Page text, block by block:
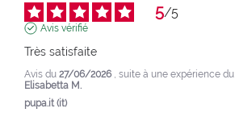
5/5
Avis vérifié
Très satisfaite
Avis du 27/06/2026 , suite à une expérience du
Elisabetta M.
pupa.it (it)